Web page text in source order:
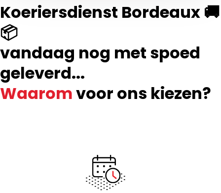
Koeriersdienst Bordeaux 🚚
📦
vandaag nog met spoed
geleverd...
Waaromvoor ons kiezen?